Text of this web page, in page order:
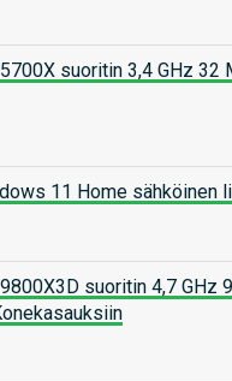
suoritin 3,4 GHz 32
11 Home sähköinen
suoritin 4,7 GHz